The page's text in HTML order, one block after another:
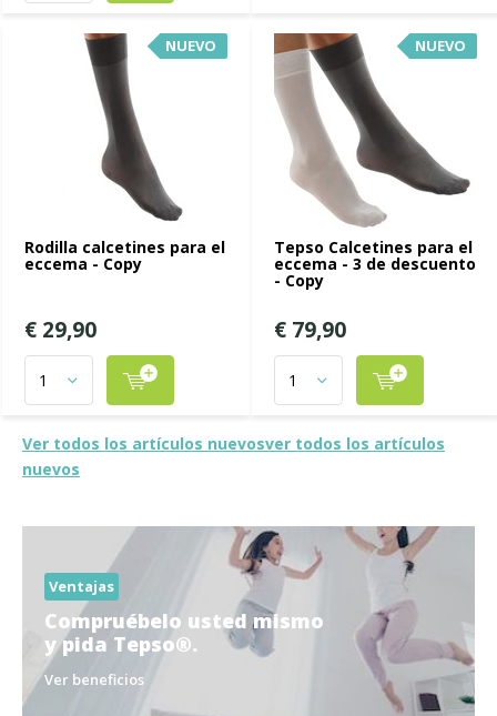
Rodilla calcetines para el
eccema - Copy
NUEVO
€ 29,90
Tepso Calcetines para el
eccema - 3 de descuento
- Copy
NUEVO
€ 79,90
Ver todos los artículos nuevosver todos los artículos
nuevos
Ventajas
Compruébelo usted mismo
y pida Tepso®.
Ver beneficios